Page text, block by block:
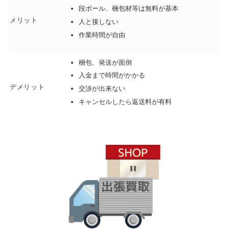
メリット
段ボール、梱包材等は無料が基本
人と接しない
作業時間が自由
デメリット
梱包、発送が面倒
入金まで時間がかかる
交渉が出来ない
キャンセルしたら返送料が有料